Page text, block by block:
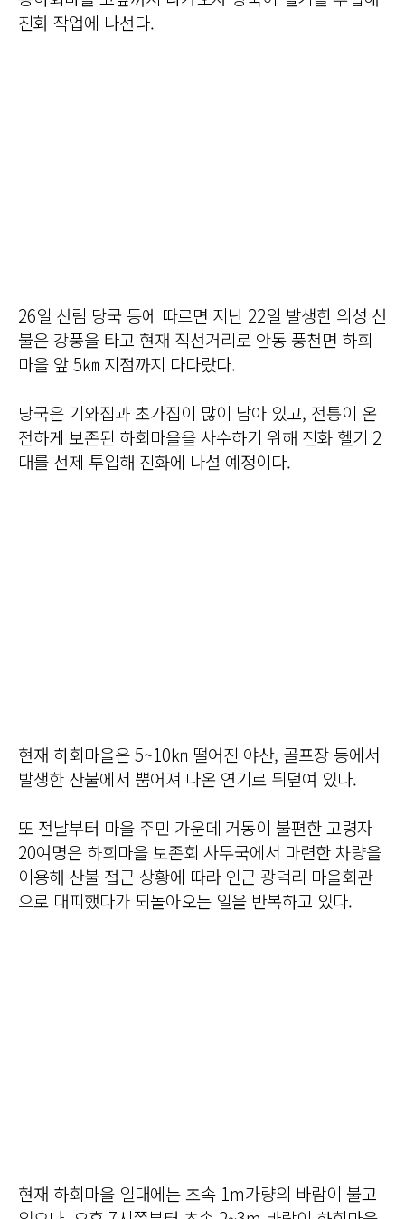
진화 작업에 나선다.
26일 산림 당국 등에 따르면 지난 22일 발생한 의성 산
불은 강풍을 타고 현재 직선거리로 안동 풍천면 하회
마을 앞 5㎞ 지점까지 다다랐다.
당국은 기와집과 초가집이 많이 남아 있고, 전통이 온
전하게 보존된 하회마을을 사수하기 위해 진화 헬기 2
대를 선제 투입해 진화에 나설 예정이다.
현재 하회마을은 5~10㎞ 떨어진 야산, 골프장 등에서
발생한 산불에서 뿜어져 나온 연기로 뒤덮여 있다.
또 전날부터 마을 주민 가운데 거동이 불편한 고령자
20여명은 하회마을 보존회 사무국에서 마련한 차량을
이용해 산불 접근 상황에 따라 인근 광덕리 마을회관
으로 대피했다가 되돌아오는 일을 반복하고 있다.
현재 하회마을 일대에는 초속 1m가량의 바람이 불고